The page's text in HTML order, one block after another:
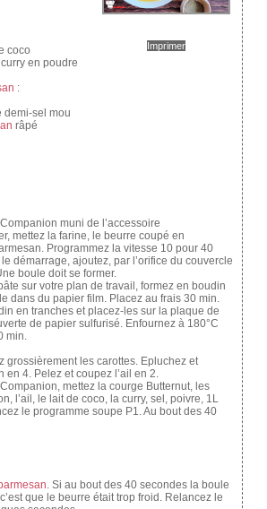
Imprimer
coco
en poudre
:
demi-sel mou
râpé
muni de l’accessoire
mettez la farine, le beurre coupé en
Programmez la vitesse 10 pour 40
démarrage, ajoutez, par l’orifice du couvercle
boule doit se former.
sur votre plan de travail, formez en boudin
dans du papier film. Placez au frais 30 min.
en tranches et placez-les sur la plaque de
de papier sulfurisé. Enfournez à 180°C
min.
grossièrement les carottes. Epluchez et
en 4. Pelez et coupez l’ail en 2.
mettez la courge Butternut, les
l’ail, le lait de coco, la curry, sel, poivre, 1L
le programme soupe P1. Au bout des 40
. Si au bout des 40 secondes la boule
que le beurre était trop froid. Relancez le